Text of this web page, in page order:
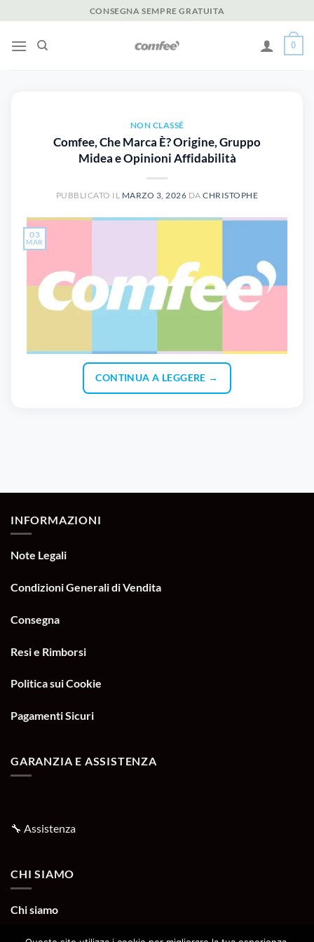
ai
contenuti
CONSEGNA SEMPRE GRATUITA
0
NON CLASSÉ
Comfee, Che Marca È? Origine, Gruppo
Midea e Opinioni Affidabilità
PUBBLICATO IL MARZO 3, 2026 DACHRISTOPHE
03
MAR
CONTINUA A LEGGERE →
INFORMAZIONI
Note Legali
Condizioni Generali di Vendita
Consegna
Resi e Rimborsi
Politica sui Cookie
Pagamenti Sicuri
GARANZIA E ASSISTENZA
🔧 Assistenza
CHI SIAMO
Chi siamo